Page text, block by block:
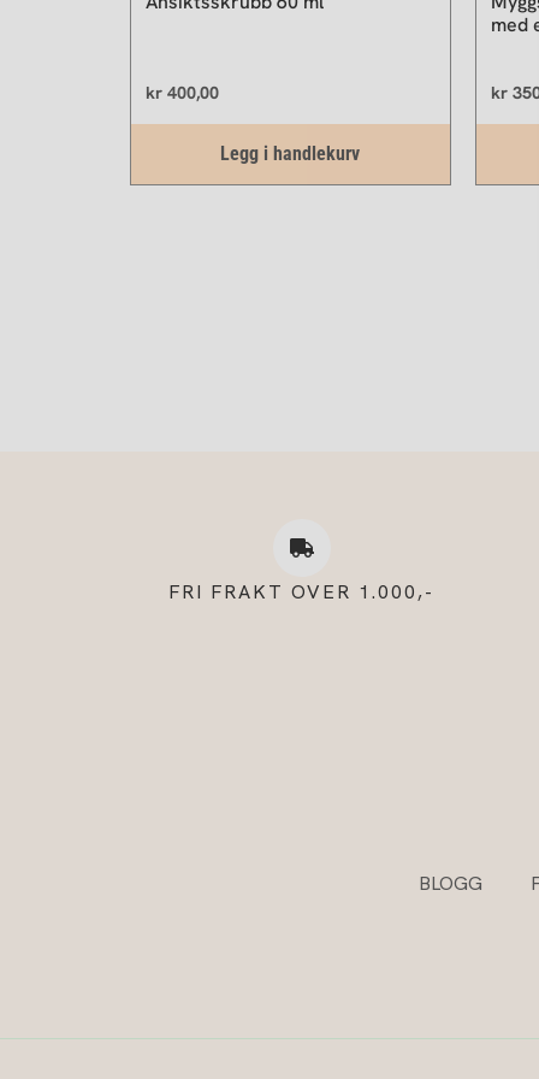
kr400,00
Legg i handlekurv
med
kr
FRI FRAKT OVER 1.000,-
BLOGG